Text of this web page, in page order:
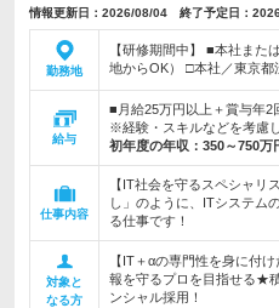
情報更新日：2026/08/04 終了予定日：
勤務地
【研修期間中】 ■本社また
地からOK） □本社／東京都
給与
■月給25万円以上＋賞与年2
※経験・スキルなどを考慮
初年度の年収： 350～750万
仕事内容
【IT社会を守るスペシャ
し」のように、ITシステム
る仕事です！
対象と
なる方
【IT＋αの専門性を身に付
報を守るプロを目指せる★
ンシャル採用！